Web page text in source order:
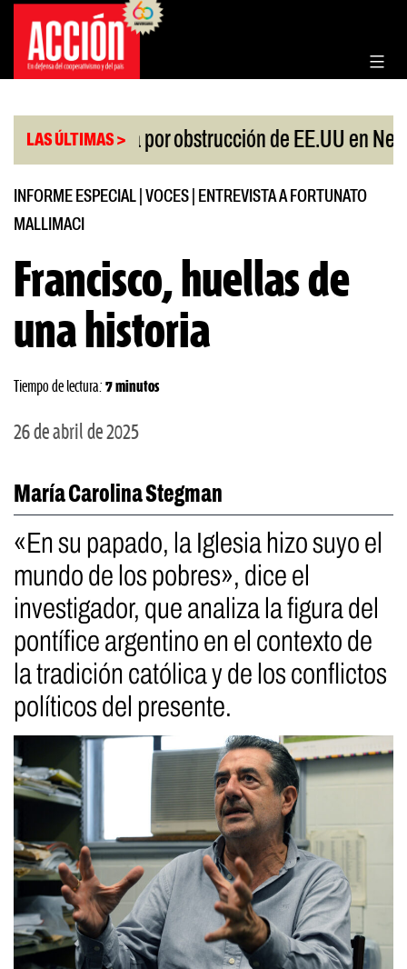
Saltar
contenido
LAS ÚLTIMAS >
protesta por obstrucción de EE.UU en Neuquén |
INFORME ESPECIAL VOCES
ENTREVISTA A FORTUNATO
MALLIMACI
Francisco, huellas de
una historia
Tiempo de lectura: 7 minutos
26 de abril de 2025
María Carolina Stegman
«En su papado, la Iglesia hizo suyo el
mundo de los pobres», dice el
investigador, que analiza la figura del
pontífice argentino en el contexto de
la tradición católica y de los conflictos
políticos del presente.